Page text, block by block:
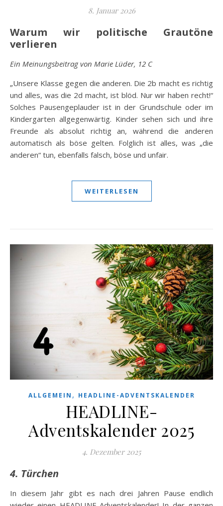
8. Januar 2026
Warum wir politische Grautöne
verlieren
Ein Meinungsbeitrag von Marie Lüder, 12 C
„Unsere Klasse gegen die anderen. Die 2b macht es richtig
und alles, was die 2d macht, ist blöd. Nur wir haben recht!“
Solches Pausengeplauder ist in der Grundschule oder im
Kindergarten allgegenwärtig. Kinder sehen sich und ihre
Freunde als absolut richtig an, während die anderen
automatisch als böse gelten. Folglich ist alles, was „die
anderen“ tun, ebenfalls falsch, böse und unfair.
WEITERLESEN
ALLGEMEIN , HEADLINE-ADVENTSKALENDER
HEADLINE-
Adventskalender 2025
4. Dezember 2025
4. Türchen
In diesem Jahr gibt es nach drei Jahren Pause endlich